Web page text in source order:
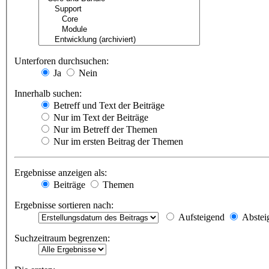
Unterforen durchsuchen:
Ja
Nein
Innerhalb suchen:
Betreff und Text der Beiträge
Nur im Text der Beiträge
Nur im Betreff der Themen
Nur im ersten Beitrag der Themen
Ergebnisse anzeigen als:
Beiträge
Themen
Ergebnisse sortieren nach:
Aufsteigend
Suchzeitraum begrenzen: